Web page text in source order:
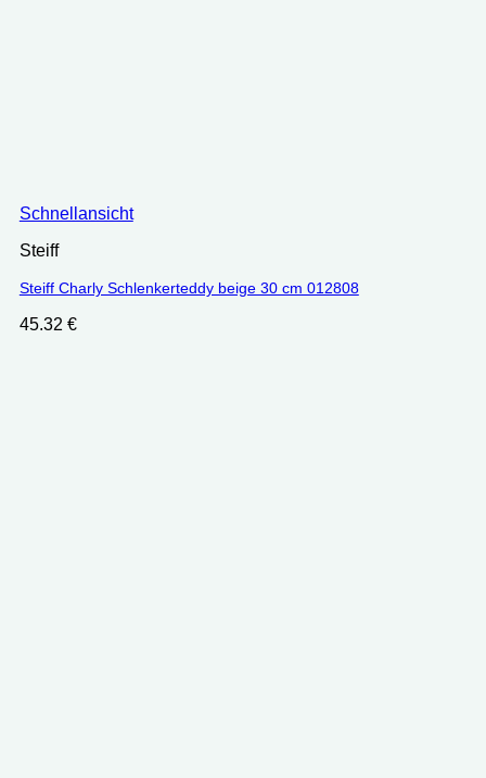
Schnellansicht
Steiff
Steiff Charly Schlenkerteddy beige 30 cm 012808
45.32 €